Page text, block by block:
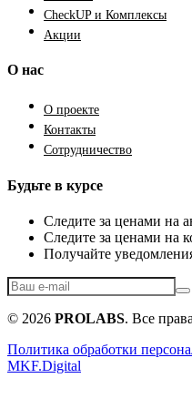
CheckUP и Комплексы
Акции
О нас
О проекте
Контакты
Сотрудничество
Будьте в курсе
Следите за ценами на
Следите за ценами на
Получайте
© 2026 PROLABS. Все
Политика обработки
MKF.Digital